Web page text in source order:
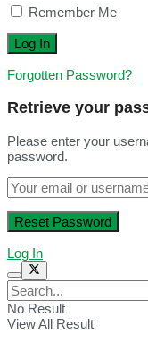
Remember Me
Forgotten Password?
Retrieve your
Please enter your
password.
Log In
No Result
View All Result